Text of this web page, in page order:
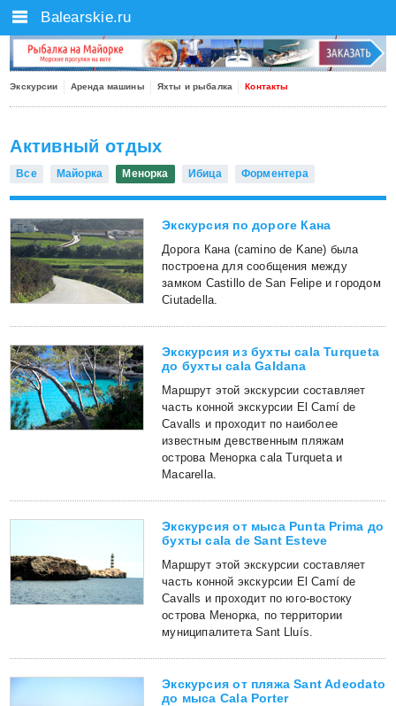
Экскурсии Аренда машины Яхты и рыбалка Контакты
Активный отдых
Все Майорка Менорка Ибица Форментера
Экскурсия по дороге Кана
Дорога Кана (camino de Kane) была
построена для сообщения между
замком Castillo de San Felipe и городом
Ciutadella.
Экскурсия из бухты cala Turqueta
до бухты cala Galdana
Маршрут этой экскурсии составляет
часть конной экскурсии El Camí de
Cavalls и проходит по наиболее
известным девственным пляжам
острова Менорка cala Turqueta и
Macarella.
Экскурсия от мыса Punta Prima до
бухты cala de Sant Esteve
Маршрут этой экскурсии составляет
часть конной экскурсии El Camí de
Cavalls и проходит по юго-востоку
острова Менорка, по территории
муниципалитета Sant Lluís.
Экскурсия от пляжа Sant Adeodato
до мыса Cala Porter
Balearskie.ru